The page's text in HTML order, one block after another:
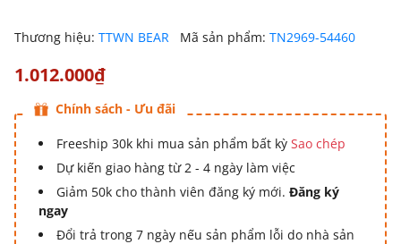
Thương hiệu: TTWN BEAR Mã sản phẩm: TN2969-54460
1.012.000₫
Chính sách - Ưu đãi
Freeship 30k khi mua sản phẩm bất kỳ Sao chép
Dự kiến giao hàng từ 2 - 4 ngày làm việc
Giảm 50k cho thành viên đăng ký mới. Đăng ký
ngay
Đổi trả trong 7 ngày nếu sản phẩm lỗi do nhà sản